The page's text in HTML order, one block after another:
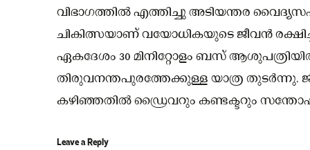
വിഭാഗത്തിൽ എത്തിച്ചു അടിയന്തര
ചികിത്സയാണ് വയോധികയുടെ ജീവൻ
ഏകദേശം 30 മിനിറ്റോളം ബസ്
തിരുവനന്തപുരത്തേക്കുള്ള യാത്ര തുടർന്നു.
കഴിഞ്ഞതിൽ ഡ്രൈവറും കണ്ടക്ടറും സന്തോഷം
Leave a Reply